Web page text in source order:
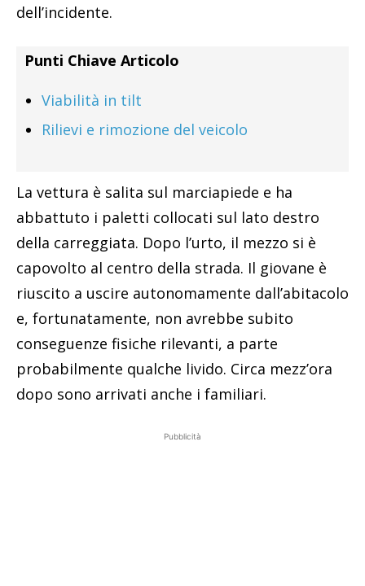
dell’incidente.
Punti Chiave Articolo
Viabilità in tilt
Rilievi e rimozione del veicolo
La vettura è salita sul marciapiede e ha
abbattuto i paletti collocati sul lato destro
della carreggiata. Dopo l’urto, il mezzo si è
capovolto al centro della strada. Il giovane è
riuscito a uscire autonomamente dall’abitacolo
e, fortunatamente, non avrebbe subito
conseguenze fisiche rilevanti, a parte
probabilmente qualche livido. Circa mezz’ora
dopo sono arrivati anche i familiari.
Pubblicità